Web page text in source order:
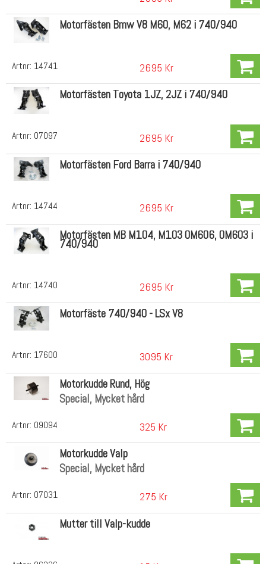
Artnr: 14741
Motorfästen Bmw V8 M60, M62 i 740/940
2695 Kr
Artnr: 07097
Motorfästen Toyota 1JZ, 2JZ i 740/940
2695 Kr
Artnr: 14744
Motorfästen Ford Barra i 740/940
2695 Kr
Artnr: 14740
Motorfästen MB M104, M103 OM606, OM603 i
740/940
2695 Kr
Artnr: 17600
Motorfäste 740/940 - LSx V8
3095 Kr
Artnr: 09094
Motorkudde Rund, Hög
Special, Mycket hård
325 Kr
Artnr: 07031
Motorkudde Valp
Special, Mycket hård
275 Kr
Mutter till Valp-kudde